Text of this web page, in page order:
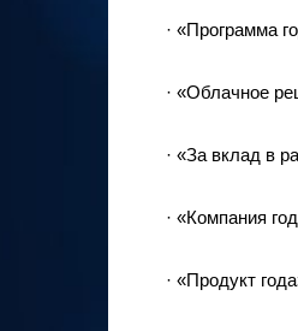
· «Программа
· «Облачное
· «За вклад в
· «Компания
· «Продукт